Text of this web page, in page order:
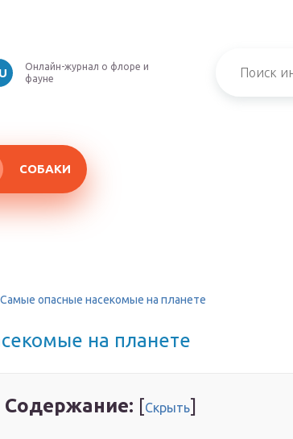
Онлайн-журнал о флоре и
фауне
СОБАКИ
Самые опасные насекомые на планете
на планете
Содержание: [Скрыть]